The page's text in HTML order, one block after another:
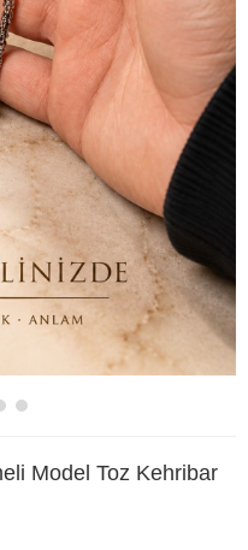
Model Toz Kehribar